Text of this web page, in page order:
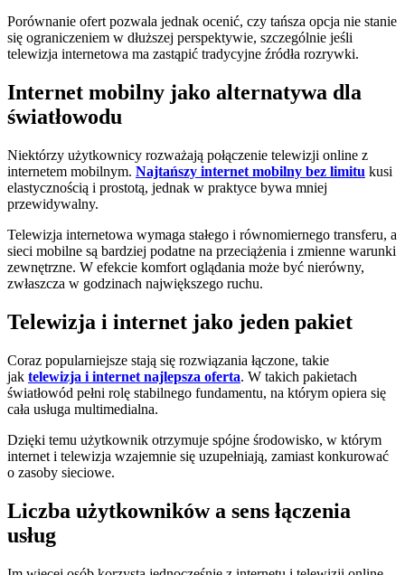
Porównanie ofert pozwala jednak ocenić, czy tańsza opcja nie stanie
się ograniczeniem w dłuższej perspektywie, szczególnie jeśli
telewizja internetowa ma zastąpić tradycyjne źródła rozrywki.
Internet mobilny jako alternatywa dla
światłowodu
Niektórzy użytkownicy rozważają połączenie telewizji online z
internetem mobilnym. Najtańszy internet mobilny bez limitu kusi
elastycznością i prostotą, jednak w praktyce bywa mniej
przewidywalny.
Telewizja internetowa wymaga stałego i równomiernego transferu, a
sieci mobilne są bardziej podatne na przeciążenia i zmienne warunki
zewnętrzne. W efekcie komfort oglądania może być nierówny,
zwłaszcza w godzinach największego ruchu.
Telewizja i internet jako jeden pakiet
Coraz popularniejsze stają się rozwiązania łączone, takie
jak telewizja i internet najlepsza oferta. W takich pakietach
światłowód pełni rolę stabilnego fundamentu, na którym opiera się
cała usługa multimedialna.
Dzięki temu użytkownik otrzymuje spójne środowisko, w którym
internet i telewizja wzajemnie się uzupełniają, zamiast konkurować
o zasoby sieciowe.
Liczba użytkowników a sens łączenia
usług